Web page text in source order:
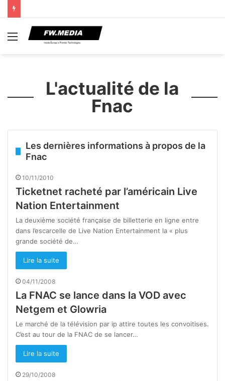
Menu
L'actualité de la
Fnac
Les dernières informations à propos de la
Fnac
10/11/2010
Ticketnet racheté par l’américain Live
Nation Entertainment
La deuxième société française de billetterie en ligne entre
dans l’escarcelle de Live Nation Entertainment la « plus
grande société de…
Lire la suite
04/11/2008
La FNAC se lance dans la VOD avec
Netgem et Glowria
Le marché de la télévision par ip attire toutes les convoitises.
C’est au tour de la FNAC de se lancer…
Lire la suite
29/10/2008